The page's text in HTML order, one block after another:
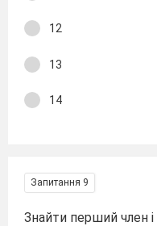
12
13
14
Запитання 9
Знайти перший член